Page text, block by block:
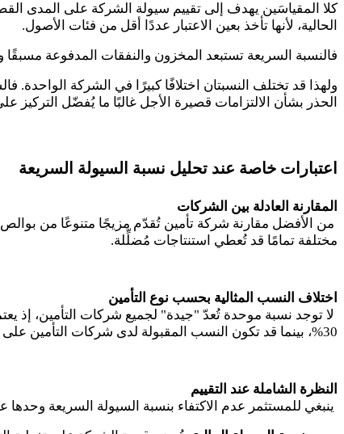
كلا المقياسَين يهدف إلى تقييم سيولة الشركة على المدى
الحالية، لأنها تأخذ بعين الاعتبار عددًا أقل من فئات الأصول.
فالنسبة السريعة تستبعد المخزون والنفقات المدفوعة
ولهذا قد تختلف النسبتان اختلافًا كبيرًا في الشركة
الحذر بشأن الالتزامات قصيرة الأجل غالبًا ما يُفضّل
اعتبارات خاصة عند تحليل نسبة السيولة السريعة
المقارنة العادلة بين الشركات
من الأفضل مقارنة شركة تأمين تُقدّم مزيجًا متنوعًا من
مختلفة تمامًا قد تُعطي استنتاجات مُضلِّلة.
اختلاف النسب المثالية بحسب نوع التأمين
لا توجد نسبة موحدة تُعدّ "جيدة" لجميع شركات التأمين، إذ
30%، بينما قد تكون النسب المقبولة لدى شركات التأمين على المسؤولية أعلى من 20% فحسب نظرًا لاختلاف طبيعة المخاطر وتوقيت المطالبات بين النوعين
النظرة الشاملة عند التقييم
ينبغي للمستثمر عدم الاكتفاء بنسبة السيولة السريعة